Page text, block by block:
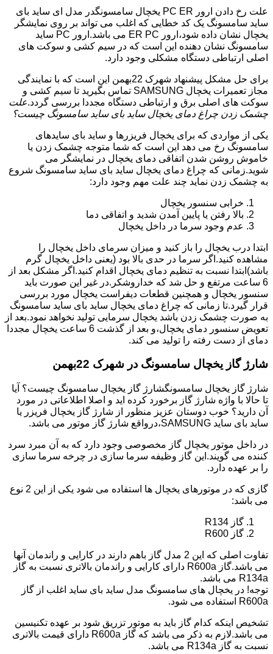
علت رخ دادن ارور PC ER یخچال سامسونگدر مدل ای ساید بای
ساید سامسونگ یک کد خطایی که اغلب می تواند بر روی نمایشگر
یخچال نشان داده شود،ارور ER PC می باشد.ارور PC ساید
سامسونگ نشان دهنده این است که در سیم کشی و سوکت های
اصلی ارتباطی دستگاه مشکلی وجود دارد.
برای حل مشکل پیشنهاد شهرک 22بهمن این است که با نمایندگی
مجاز تعمیرات یخچال SAMSUNG تماس بگیرید تا سیم کشی و
سوکت های اصلی برق و ارتباطی دستگاه مجددا بررسی گردد.علت
چشمک زدن چراغ دمای یخچال ساید بای ساید سامسونگ چیست؟
یکی از مواردی که برای یخچال فریزرها و ساید بای سایدهای
سامسونگ رخ می دهد این است که شما متوجه چشمک زدن یا
خاموش روشن شدن اتفاقی دمای یخچال در نمایشگر می
شوید.زمانی که چراغ دمای یخچال ساید بای ساید سامسونگ شروع
به چشمک زدن نماید چند علت مهم وجود دارد:
خرابی سنسور یخچال
بالا رفتن یا پایین آمدن شدید و اتفاقی دما
عدم وجود سرما در داخل یخچال
ابتدا درب یخچال را باز کنید و میزان سرمای داخل یخچال را
مشاهده کنید.اگر سرما در حدی بالا بود (یعنی داخل یخچال گرم
باشد)ابتدا نسبت به تنظیم دمای یخچال اقدام کنید.اگر مشکل بعد از
6 ساعت مرتفع و حل شد که خداروشکر.در غیر این صورت باید
سنسور یخچال و همچنین قطعات دیفراست یخچال مورد بررسی
قرار گیرد.تا زمانی که چراغ دمای یخچال ساید بای ساید سامسونگ
به صورت چشمک زدن باشد یخچال سرمایی تولید نخواهد نمود.بعد از
تعویض سنسور دمای یخچال،و بعد از گذشت 6 ساعت یخچال مجددا
دمای از دست رفته را تولید می کند.
شارژ گاز یخچال سامسونگ در شهرک 22بهمن
شارژ گاز یخچال سامسونگشارژ گاز یخچال سامسونگ چیست؟ آیا
تا حالا با واژه شارژ گاز برخورد کرده اید و اصلا اطلاعاتی در مورد
آن دارید؟ خوب دوستان عزیز منظور از شارژ گاز یخچال فریزر یا
ساید بای ساید SAMSUNG،درواقع شارژ گاز موتور می باشد.
در داخل موتور یخچال گاز مخصوصی وجود دارد که به آن مبرد سرد
کننده می گویند.این گاز وظیفه سرما سازی در چرخه سرما سازی
را بر عهده دارد.
گازی که در موتورهای یخچال ها استفاده می شود یکی از این 2 نوع
می باشد:
گاز R134
گاز R600
تفاوت اصلی که این 2 مدل گاز باهم دارند در کارایی و راندمان آنها
می باشد.گاز R600a دارای کارایی و راندمان بالاتری نسبت به گاز
R134a می باشد.
توجه! در یخچال های سامسونگ مدل ساید بای ساید اغلب از گاز
R600a استفاده می شود.
تشخیص اینکه کدام گاز باید به موتور تزریق شود بر عهده تکنیسین
می باشد.لازم به ذکر می باشد که گاز R600a دارای قیمت بالاتری
نسبت به گاز R134a می باشد.